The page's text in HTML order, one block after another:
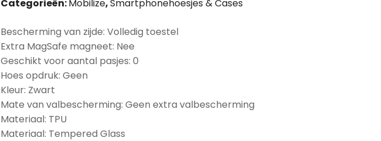
Categorieën:Mobilize,Smartphonehoesjes & Cases
Bescherming van zijde: Volledig toestel
Extra MagSafe magneet: Nee
Geschikt voor aantal pasjes: 0
Hoes opdruk: Geen
Kleur: Zwart
Mate van valbescherming: Geen extra valbescherming
Materiaal: TPU
Materiaal: Tempered Glass